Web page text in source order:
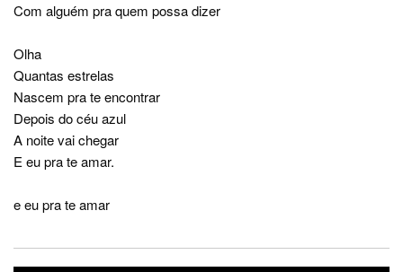
Com alguém pra quem possa dizer
Olha
Quantas estrelas
Nascem pra te encontrar
Depois do céu azul
A noite vai chegar
E eu pra te amar.
e eu pra te amar